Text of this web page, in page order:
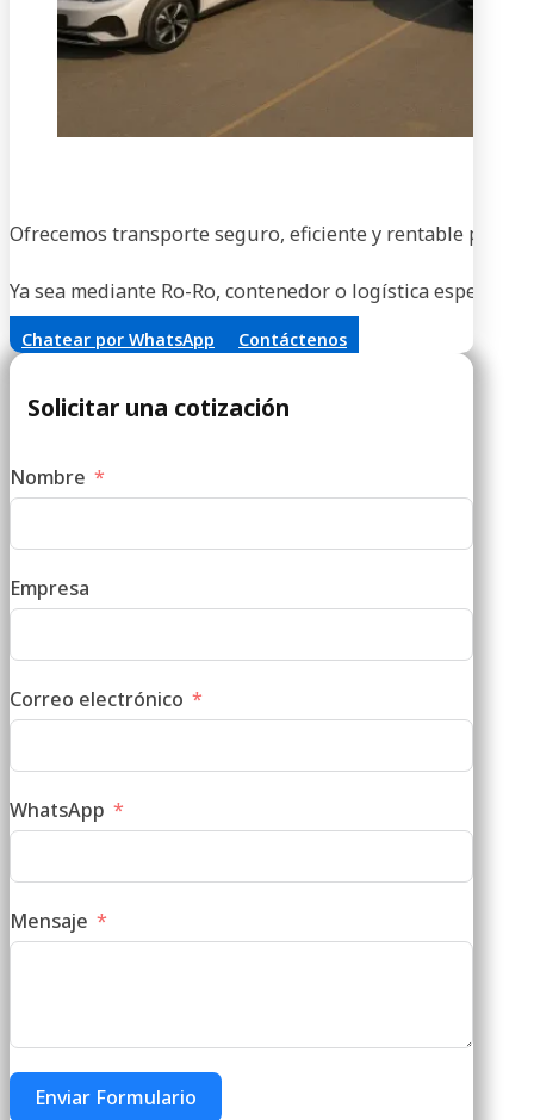
Ofrecemos transporte seguro, eficiente y rentable para
Ya sea mediante Ro-Ro, contenedor o logística
Chatear por WhatsApp Contáctenos
Solicitar una cotización
Nombre
Empresa
Correo electrónico
WhatsApp
Mensaje
Enviar Formulario